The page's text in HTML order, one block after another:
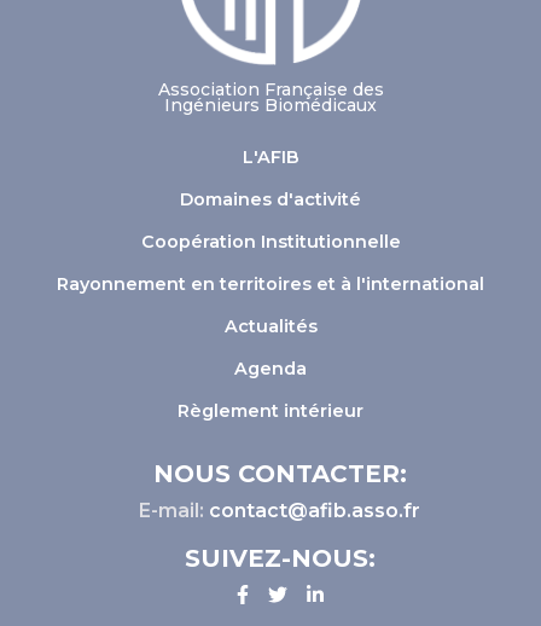
Association Française des
Ingénieurs Biomédicaux
L'AFIB
Domaines d'activité
Coopération Institutionnelle
Rayonnement en territoires et à l'international
Actualités
Agenda
Règlement intérieur
NOUS CONTACTER:
E-mail: contact@afib.asso.fr
SUIVEZ-NOUS: